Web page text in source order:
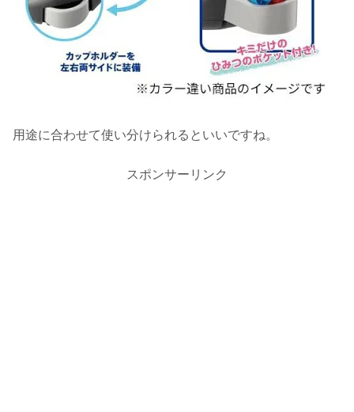
用途に合わせて使い分けられるといいですね。
スポンサーリンク